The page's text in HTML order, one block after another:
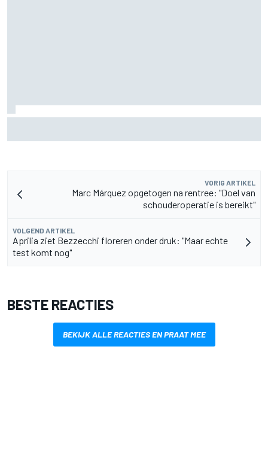
VORIG ARTIKEL
Marc Márquez opgetogen na rentree: "Doel van
schouderoperatie is bereikt"
VOLGEND ARTIKEL
Aprilia ziet Bezzecchi floreren onder druk: "Maar echte
test komt nog"
BESTE REACTIES
BEKIJK ALLE REACTIES EN PRAAT MEE